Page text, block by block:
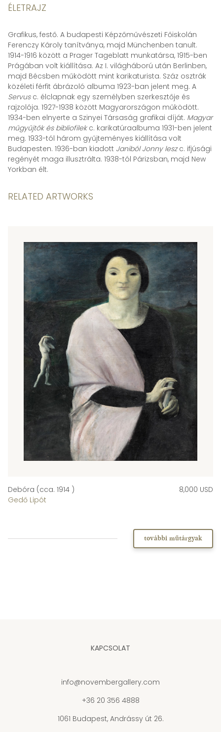
ÉLETRAJZ
Grafikus, festő. A budapesti Képzőművészeti Főiskolán
Ferenczy Károly tanítványa, majd Münchenben tanult.
1914-1916 között a Prager Tageblatt munkatársa, 1915-ben
Prágában volt kiállítása. Az I. világháború után Berlinben,
majd Bécsben működött mint karikaturista. Száz osztrák
közéleti férfit ábrázoló albuma 1923-ban jelent meg. A
Servus c. élclapnak egy személyben szerkesztője és
rajzolója. 1927-1938 között Magyarországon működött.
1934-ben elnyerte a Szinyei Társaság grafikai díját. Magyar
műgyűjtők és bibliofilekc. karikatúraalbuma 1931-ben jelent
meg. 1933-tól három gyűjteményes kiállítása volt
Budapesten. 1936-ban kiadott Janiból Jonny leszc. ifjúsági
regényét maga illusztrálta. 1938-tól Párizsban, majd New
Yorkban élt.
RELATED ARTWORKS
Debóra (cca. 1914 )
Gedő Lipót
8,000 USD
további műtárgyak
KAPCSOLAT
info@novembergallery.com
+36 20 356 4888
1061 Budapest, Andrássy út 26.